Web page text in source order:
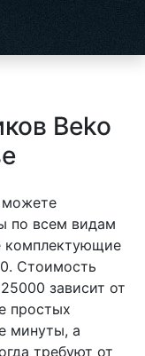
Beko
по всем видам
комплектующие
Стоимость
зависит от
простых
минуты, а
требуют от